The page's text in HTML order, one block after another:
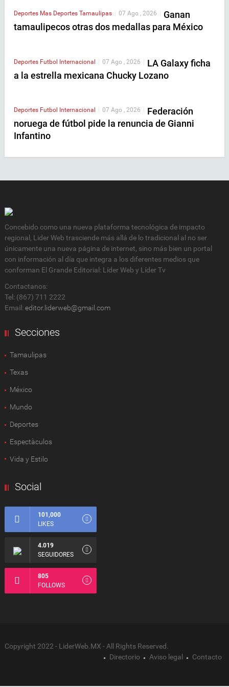
Deportes Mas Deportes Tamaulipas 07 Ago , 2026
Ganan
tamaulipecos otras dos medallas para México
Deportes Futbol Internacional | 07 Ago , 2026 | LA Galaxy ficha
a la estrella mexicana Chucky Lozano
Deportes Futbol Internacional 07 Ago , 2026
Federación
noruega de fútbol pide la renuncia de Gianni
Infantino
Concebido como una nueva plataforma tecnológica de impacto
regional, Lider Web trasciende más allá de lo tradicional al no ser
únicamente una nueva página de internet, sino más bien un portal
con información al día que integra a los diferentes medios que
conforman El Grande Editorial: Líder Web y Líder Tv
Contactanos:
Tel: (867) 711 2222
Email: editor.liderweb@gmail.com
Secciones
Tamaulipas
Texas
México
Mundo
Deportes
Espectàculos
Vida y Estilo
Social
101,000
LIKES
4.019
SEGUIDORES
805
FOLLOWS
Copyright 2022 - LiderWeb.MX - All Rights Reserved.
Directorio
Aviso legal Contacto